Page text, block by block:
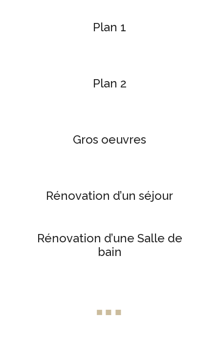
Plan 1
Plan 2
Gros oeuvres
Rénovation d’un séjour
Rénovation d’une Salle de
bain